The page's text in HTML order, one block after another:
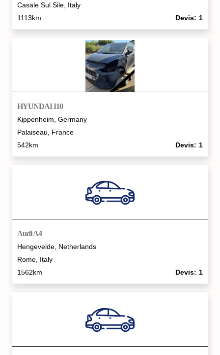
Casale Sul Sile, Italy
1113km
Devis 1
HYUNDAI I10
Kippenheim, Germany
Palaiseau, France
542km
Devis 1
Audi A4
Hengevelde, Netherlands
Rome, Italy
1562km
Devis 1